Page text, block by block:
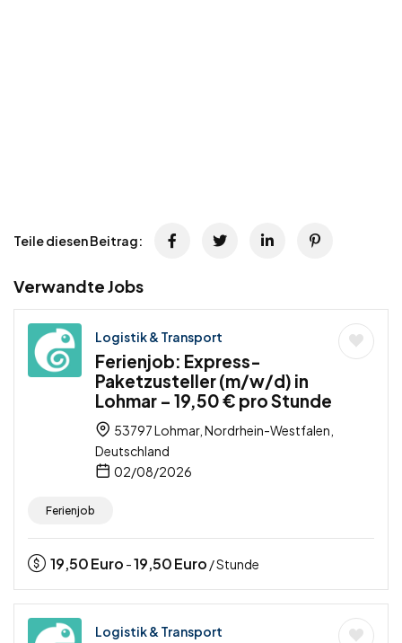
Teile diesen Beitrag:
Verwandte Jobs
Logistik & Transport
Ferienjob: Express-
Paketzusteller (m/w/d) in
Lohmar – 19,50 € pro Stunde
53797 Lohmar, Nordrhein-Westfalen,
Deutschland
02/08/2026
Ferienjob
19,50Euro -19,50Euro / Stunde
Logistik & Transport